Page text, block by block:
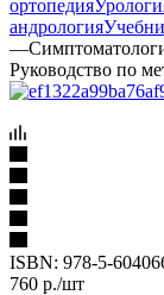
ортопедия
андрология
—
Руководство по
ISBN: 978-5-
760 р./шт